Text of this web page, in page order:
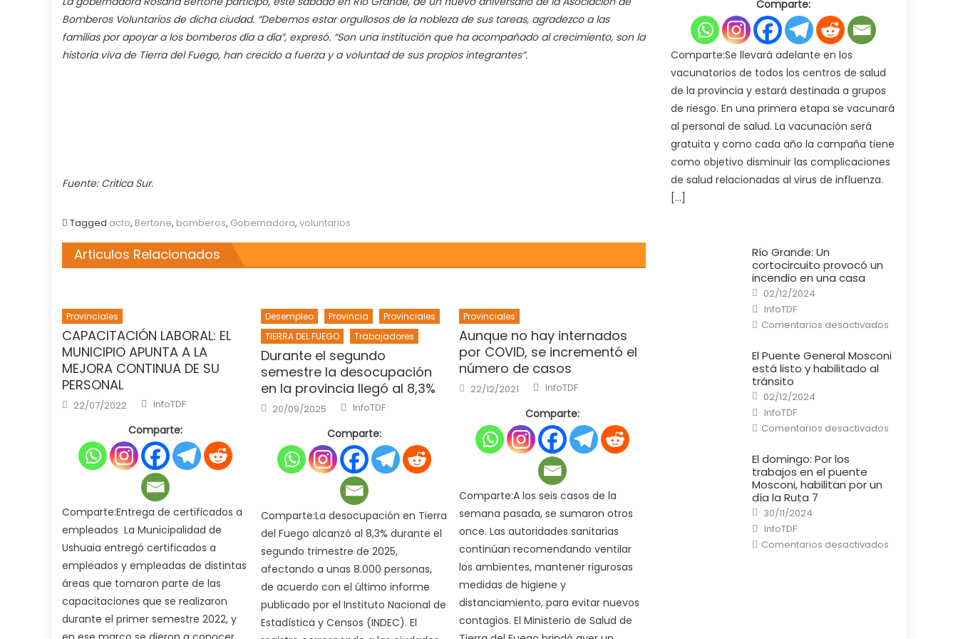
de
Río
Grande
Bomberos Voluntarios de dicha ciudad. “Debemos estar orgullosos de la nobleza de sus tareas, agradezco a las
familias por apoyar a los bomberos día a día”, expresó. “Son una institución que ha acompañado al crecimiento, son la
historia viva de Tierra del Fuego, han crecido a fuerza y a voluntad de sus propios integrantes”.
Fuente: Critica Sur.
Tagged acto, Bertone, bomberos, Gobernadora, voluntarios
Articulos Relacionados
Provinciales
CAPACITACIÓN LABORAL: EL
MUNICIPIO APUNTA A LA
MEJORA CONTINUA DE SU
PERSONAL
Posted
on
22/07/2022 Author
InfoTDF
Comparte:
Comparte:Entrega de certificados a
empleados La Municipalidad de
Ushuaia entregó certificados a
empleados y empleadas de distintas
áreas que tomaron parte de las
capacitaciones que se realizaron
durante el primer semestre 2022, y
Desempleo Provincia
Provinciales
TIERRA DEL FUEGO
Trabajadores
Durante el segundo
semestre la desocupación
en la provincia llegó al 8,3%
Posted
on
20/09/2025 Author
InfoTDF
Comparte:
Comparte:La desocupación en Tierra
del Fuego alcanzó al 8,3% durante el
segundo trimestre de 2025,
afectando a unas 8.000 personas,
de acuerdo con el último informe
publicado por el Instituto Nacional de
Estadística y Censos (INDEC). El
Provinciales
Aunque no hay internados
por COVID, se incrementó el
número de casos
Posted
on
22/12/2021 Author
InfoTDF
Comparte:
Comparte:A los seis casos de la
semana pasada, se sumaron otros
once. Las autoridades sanitarias
continúan recomendando ventilar
los ambientes, mantener rigurosas
medidas de higiene y
distanciamiento, para evitar nuevos
contagios. El Ministerio de Salud de
Ministerio
Salud
pone
en
marcha
la
campaña
de
vacunación
antigripal
2025
Comparte:
Comparte:Se llevará adelante en los
vacunatorios de todos los centros de salud
de la provincia y estará destinada a grupos
de riesgo. En una primera etapa se vacunará
al personal de salud. La vacunación será
gratuita y como cada año la campaña tiene
como objetivo disminuir las complicaciones
de salud relacionadas al virus de influenza.
[…]
Río Grande: Un
cortocircuito provocó un
incendio en una casa
Posted
on
02/12/2024
Author
InfoTDF
Comentarios desactivadosen
Río
Un
cortocircuito
El Puente General Mosconi
está listo y habilitado al
tránsito
Posted
on
02/12/2024
Author
InfoTDF
Comentarios desactivadosen
El
El domingo: Por los
trabajos en el puente
Mosconi, habilitan por un
día la Ruta 7
Posted
on
30/11/2024
Author
InfoTDF
Comentarios desactivadosen
El